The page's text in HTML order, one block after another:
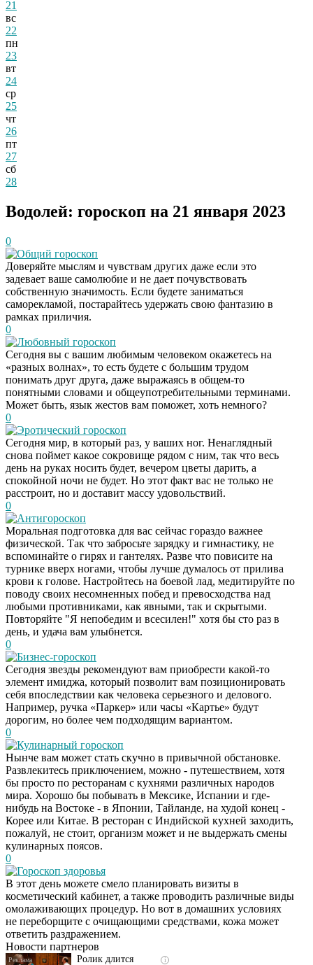
21
вс
22
пн
23
вт
24
ср
25
чт
26
пт
27
сб
28
Водолей: гороскоп на 21 января 2023
0
Общий гороскоп
Доверяйте мыслям и чувствам других даже если это
задевает ваше самолюбие и не дает почувствовать
собственную значимость. Если будете заниматься
саморекламой, постарайтесь удержать свою фантазию в
рамках приличия.
0
Любовный гороскоп
Сегодня вы с вашим любимым человеком окажетесь на
«разных волнах», то есть будете с большим трудом
понимать друг друга, даже выражаясь в общем-то
понятными словами и общеупотребительными терминами.
Может быть, язык жестов вам поможет, хоть немного?
0
Эротический гороскоп
Сегодня мир, в который раз, у ваших ног. Ненаглядный
снова поймет какое сокровище рядом с ним, так что весь
день на руках носить будет, вечером цветы дарить, а
спокойной ночи не будет. Но этот факт вас не только не
расстроит, но и доставит массу удовольствий.
0
Антигороскоп
Моральная подготовка для вас сейчас гораздо важнее
физической. Так что забросьте зарядку и гимнастику, не
вспоминайте о гирях и гантелях. Разве что повисите на
турнике вверх ногами, чтобы лучше думалось от прилива
крови к голове. Настройтесь на боевой лад, медитируйте по
поводу своих несомненных побед и превосходства над
любыми противниками, как явными, так и скрытыми.
Повторяйте "Я непобедим и всесилен!" хотя бы сто раз в
день, и удача вам улыбнется.
0
Бизнес-гороскоп
Сегодня звезды рекомендуют вам приобрести какой-то
элемент имиджа, который позволит вам позиционировать
себя впоследствии как человека серьезного и делового.
Например, ручка «Паркер» или часы «Картье» будут
дорогим, но более чем подходящим вариантом.
0
Кулинарный гороскоп
Нынче вам может стать скучно в привычной обстановке.
Развлекитесь приключением, можно - путешествием, хотя
бы просто по ресторанам с кухнями различных народов
мира. Хорошо бы побывать в Мексике, Испании и где-
нибудь на Востоке - в Японии, Тайланде, на худой конец -
Корее или Китае. В ресторан с Индийской кухней заходить,
пожалуй, не стоит, организм может и не выдержать смены
кулинарных поясов.
0
Гороскоп здоровья
В этот день можете смело планировать визиты в
косметический кабинет, а также проводить различные виды
омолаживающих процедур. Но вот в домашних условиях
не переборщите с очищающими средствами, кожа может
ответить раздражением.
Новости партнеров
i
Скрытая камера на
пляже Крыма: Что
люди вытворяют, когда
их не видят...
i
Ролик длится